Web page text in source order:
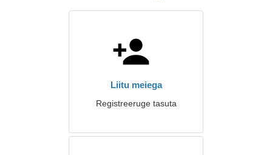
Liitu meiega
Registreeruge tasuta